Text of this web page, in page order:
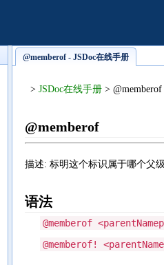
@memberof - JSDoc在线手册
> JSDoc在线手册 > @memberof
@memberof
描述: 标明这个标识属于哪个父级
语法
@memberof
@memberof!